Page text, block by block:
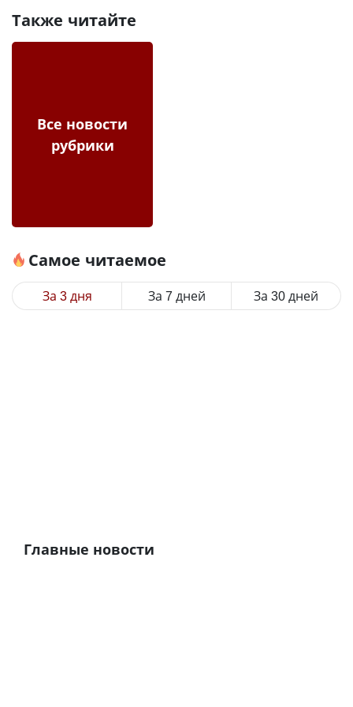
Также читайте
Все новости
рубрики
Самое читаемое
За 3 дня За 7 дней За 30 дней
Главные новости